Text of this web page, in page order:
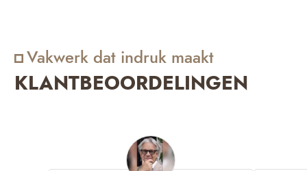
Vakwerk dat indruk maakt
KLANTBEOORDELINGEN